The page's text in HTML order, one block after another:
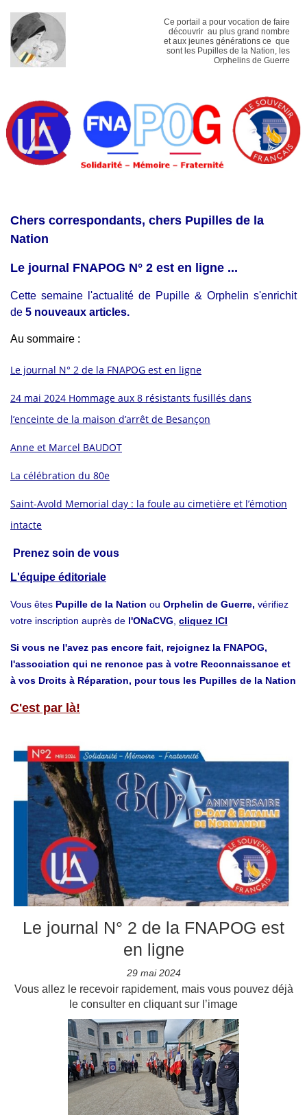
Ce portail a pour vocation de faire
découvrir au plus grand nombre
et aux jeunes générations ce que
sont les Pupilles de la Nation, les
Orphelins de Guerre
Chers correspondants, chers Pupilles de la
Nation
Le journal FNAPOG N° 2 est en ligne ...
Cette semaine l'actualité de Pupille & Orphelin s'enrichit
de 5 nouveaux articles.
Au sommaire :
Le journal N° 2 de la FNAPOG est en ligne
24 mai 2024 Hommage aux 8 résistants fusillés dans
l’enceinte de la maison d’arrêt de Besançon
Anne et Marcel BAUDOT
La célébration du 80e
Saint-Avold Memorial day : la foule au cimetière et l’émotion
intacte
Prenez soin de vous
L'équipe éditoriale
Vous êtes Pupille de la Nation ou Orphelin de Guerre, vérifiez
votre inscription auprès de l'ONaCVG cliquez ICI
Si vous ne l'avez pas encore fait, rejoignez la FNAPOG,
l'association qui ne renonce pas à votre Reconnaissance et
à vos Droits à Réparation, pour tous les Pupilles de la Nation
C'est par là!
Le journal N° 2 de la FNAPOG est
en ligne
29 mai 2024
Vous allez le recevoir rapidement, mais vous pouvez déjà
le consulter en cliquant sur l’image